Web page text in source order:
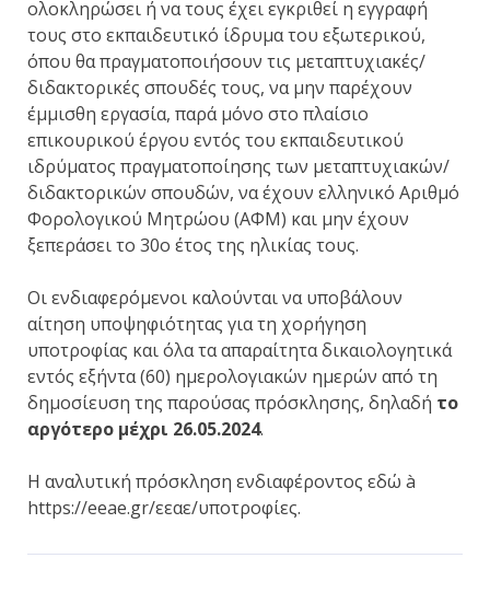
ολοκληρώσει ή να τους έχει εγκριθεί η εγγραφή
τους στο εκπαιδευτικό ίδρυμα του εξωτερικού,
όπου θα πραγματοποιήσουν τις μεταπτυχιακές/
διδακτορικές σπουδές τους, να μην παρέχουν
έμμισθη εργασία, παρά μόνο στο πλαίσιο
επικουρικού έργου εντός του εκπαιδευτικού
ιδρύματος πραγματοποίησης των μεταπτυχιακών/
διδακτορικών σπουδών, να έχουν ελληνικό Αριθμό
Φορολογικού Μητρώου (ΑΦΜ) και μην έχουν
ξεπεράσει το 30ο έτος της ηλικίας τους.
Οι ενδιαφερόμενοι καλούνται να υποβάλουν
αίτηση υποψηφιότητας για τη χορήγηση
υποτροφίας και όλα τα απαραίτητα δικαιολογητικά
εντός εξήντα (60) ημερολογιακών ημερών από τη
δημοσίευση της παρούσας πρόσκλησης, δηλαδή το
αργότερο μέχρι 26.05.2024.
Η αναλυτική πρόσκληση ενδιαφέροντος εδώ à
https://eeae.gr/εεαε/υποτροφίες.